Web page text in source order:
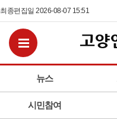
최종편집일 2026-08-07 15:51
뉴스
시민참여
전체메뉴보기